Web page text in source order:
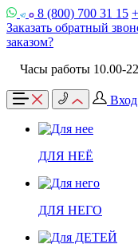
8 (800) 700 31 15
Заказать обратный
заказом?
Часы работы 10.00-
Вход
ДЛЯ НЕЁ
ДЛЯ НЕГО